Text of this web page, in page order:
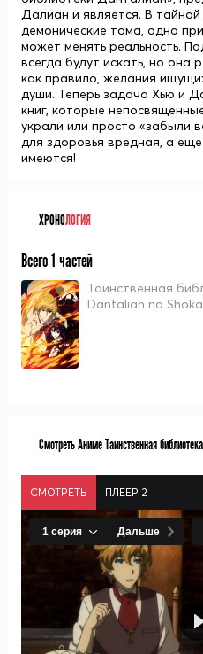
Далиан и является. В
демонические тома, одно
может менять реальность.
всегда будут искать, но она
как правило, желания
души. Теперь задача Хью и
книг, которые
украли или просто «забыли
для здоровья вредная, а
имеются!
ХРОНОЛОГИЯ
Всего 1 частей
Таинственная
Dantalian no Shoka
Смотреть Аниме Таинственная
СМОТРЕТЬ ПЛЕЕР 2